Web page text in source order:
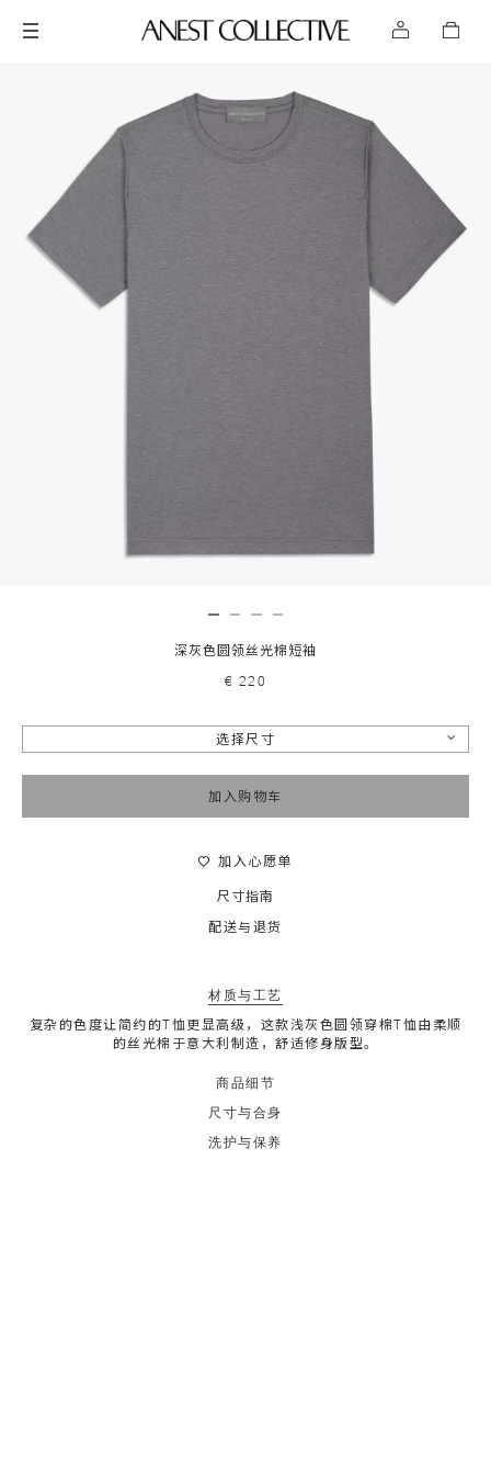
深灰色圆领丝光棉短袖
€ 220
选择尺寸
加入购物车
加入心愿单
尺寸指南
配送与退货
材质与工艺
复杂的色度让简约的T恤更显高级，这款浅灰色圆领穿棉T恤由柔顺
的丝光棉于意大利制造，舒适修身版型。
商品细节
尺寸与合身
洗护与保养